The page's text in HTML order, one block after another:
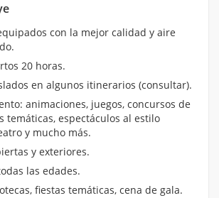
con la mejor calidad y aire
20 horas.
en algunos itinerarios (consultar).
animaciones, juegos, concursos de
temáticas, espectáculos al estilo
y mucho más.
y exteriores.
las edades.
fiestas temáticas, cena de gala.